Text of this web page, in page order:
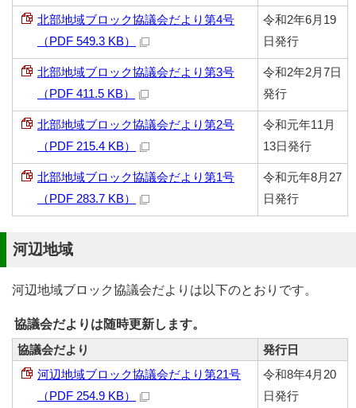
北部地域ブロック協議会だより第4号
（PDF 549.3 KB）
令和2年6月19
日発行
北部地域ブロック協議会だより第3号
（PDF 411.5 KB）
令和2年2月7日
発行
北部地域ブロック協議会だより第2号
（PDF 215.4 KB）
令和元年11月
13日発行
北部地域ブロック協議会だより第1号
（PDF 283.7 KB）
令和元年8月27
日発行
河辺地域
河辺地域ブロック協議会だよりは以下のとおりです。
協議会だよりは随時更新します。
協議会だより
発行日
河辺地域ブロック協議会だより第21号
（PDF 254.9 KB）
令和8年4月20
日発行